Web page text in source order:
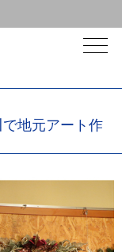
で地元アート作